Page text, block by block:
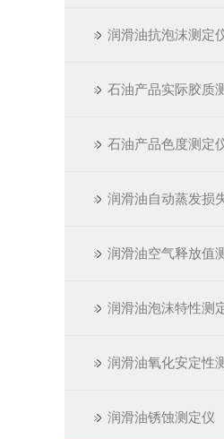
润滑油抗泡沫测定
石油产品实际胶质
石油产品色度测定
润滑油自动蒸发损
润滑油空气释放值
润滑油泡沫特性测
润滑油氧化安定性
润滑油锈蚀测定仪